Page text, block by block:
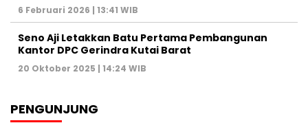
6 Februari 2026 | 13:41 WIB
Seno Aji Letakkan Batu Pertama Pembangunan
Kantor DPC Gerindra Kutai Barat
20 Oktober 2025 | 14:24 WIB
PENGUNJUNG